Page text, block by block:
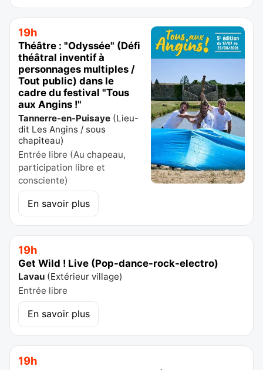
19h
Théâtre : "Odyssée" (Défi
théâtral inventif à
personnages multiples /
Tout public) dans le
cadre du festival "Tous
aux Angins !"
Tannerre-en-Puisaye (Lieu-
dit Les Angins / sous
chapiteau)
Entrée libre (Au chapeau,
participation libre et
consciente)
En savoir plus
19h
Get Wild ! Live (Pop-dance-rock-electro)
Lavau (Extérieur village)
Entrée libre
En savoir plus
19h